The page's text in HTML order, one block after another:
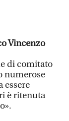
Vincenzo
di comitato
numerose
essere
è ritenuta